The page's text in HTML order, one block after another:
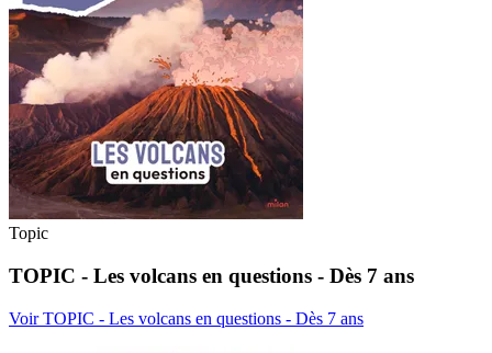
Topic
TOPIC - Les volcans en questions - Dès 7 ans
Voir TOPIC - Les volcans en questions - Dès 7 ans